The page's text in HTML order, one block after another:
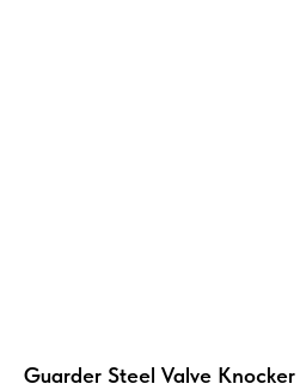
Guarder Steel Valve